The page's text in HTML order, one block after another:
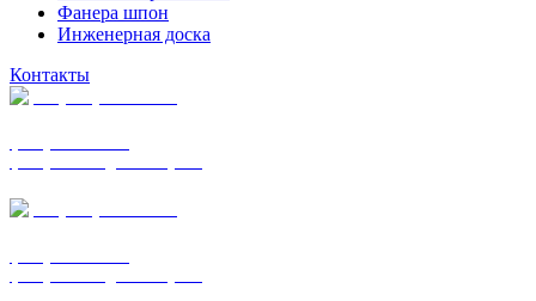
Фанера шпон
Инженерная доска
Контакты